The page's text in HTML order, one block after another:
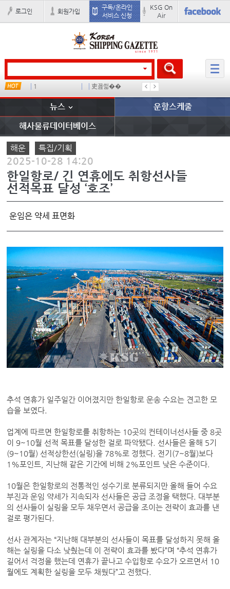
로그인 회원가입
구독/온라인
서비스 신청
KSG On
Air
1 吏꾪씗��
뉴스 운항스케줄
해사물류데이터베이스
해운 특집/기획
2025-10-28 14:20
한일항로/ 긴 연휴에도 취항선사들
선적목표 달성 ‘호조’
운임은 약세 표면화
추석 연휴가 일주일간 이어졌지만 한일항로 운송 수요는 견고한 모
습을 보였다.
업계에 따르면 한일항로를 취항하는 10곳의 컨테이너선사들 중 8곳
이 9~10월 선적 목표를 달성한 걸로 파악됐다. 선사들은 올해 5기
(9~10월) 선적상한선(실링)을 78%로 정했다. 전기(7~8월)보다
1%포인트, 지난해 같은 기간에 비해 2%포인트 낮은 수준이다.
10월은 한일항로의 전통적인 성수기로 분류되지만 올해 들어 수요
부진과 운임 약세가 지속되자 선사들은 공급 조정을 택했다. 대부분
의 선사들이 실링을 모두 채우면서 공급을 조이는 전략이 효과를 낸
걸로 평가된다.
선사 관계자는 “지난해 대부분의 선사들이 목표를 달성하지 못해 올
해는 실링을 다소 낮췄는데 이 전략이 효과를 봤다”며 “추석 연휴가
길어서 걱정을 했는데 연휴가 끝나고 수입항로 수요가 오르면서 10
월에도 계획한 실링을 모두 채웠다”고 전했다.